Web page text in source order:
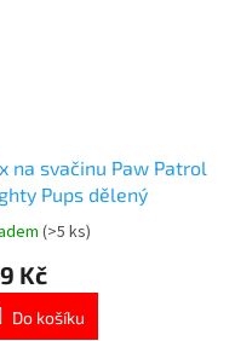
na svačinu Paw Patrol
Pups dělený
(>5 ks)
Kč
Do košíku